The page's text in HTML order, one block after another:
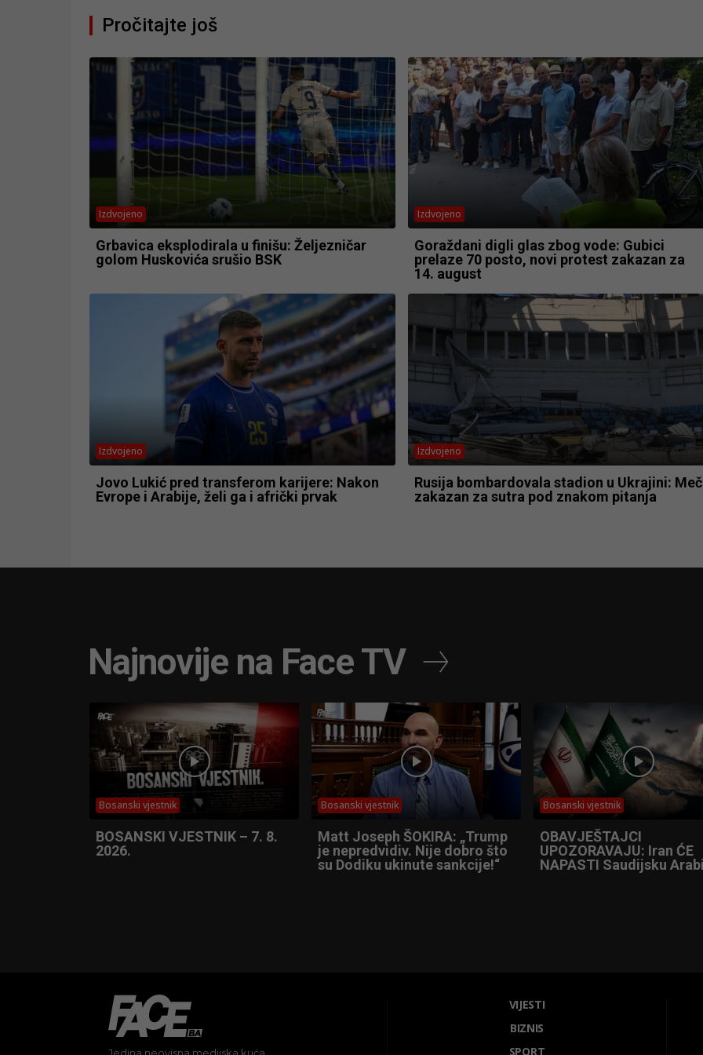
Pročitajte još
Izdvojeno
Grbavica eksplodirala u finišu: Željezničar
golom Huskovića srušio BSK
Izdvojeno
Goraždani digli glas zbog vode: Gubici
prelaze 70 posto, novi protest zakazan za
14. august
Izdvojeno
Jovo Lukić pred transferom karijere: Nakon
Evrope i Arabije, želi ga i afrički prvak
Izdvojeno
Rusija bombardovala stadion u Ukrajini: Meč
zakazan za sutra pod znakom pitanja
Najnovije na Face TV
Bosanski vjestnik
BOSANSKI VJESTNIK – 7. 8.
2026.
Bosanski vjestnik
Matt Joseph ŠOKIRA: „Trump
je nepredvidiv. Nije dobro što
su Dodiku ukinute sankcije!“
Bosanski vjestnik
OBAVJEŠTAJCI
UPOZORAVAJU: Iran ĆE
NAPASTI Saudijsku
Jedina neovisna medijska kuća
VIJESTI
BIZNIS
SPORT